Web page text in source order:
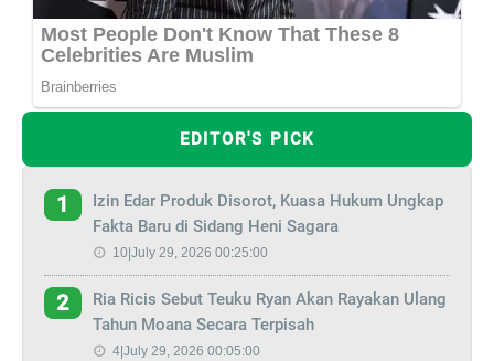
EDITOR'S PICK
1
Izin Edar Produk Disorot, Kuasa Hukum Ungkap
Fakta Baru di Sidang Heni Sagara
10|July 29, 2026 00:25:00
2
Ria Ricis Sebut Teuku Ryan Akan Rayakan Ulang
Tahun Moana Secara Terpisah
4|July 29, 2026 00:05:00